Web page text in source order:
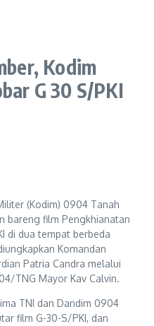
Kodim
G 30 S/PKI
(Kodim) 0904 Tanah
bareng film Pengkhianatan
di dua tempat berbeda
Komandan
Patria Candra melalui
TNG Mayor Kav Calvin.
TNI dan Dandim 0904
film G-30-S/PKI, dan